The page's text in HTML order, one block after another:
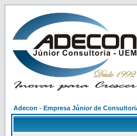
Adecon - Empresa Júnior de